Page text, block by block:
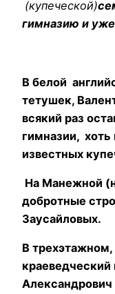
(купеческой)
гимназию и
В белой
тетушек,
всякий раз
гимназии,
известных
На Манежной
добротные
Заусайловых.
В
Александрович